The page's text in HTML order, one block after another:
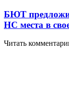
БЮТ
НС места в
Читать